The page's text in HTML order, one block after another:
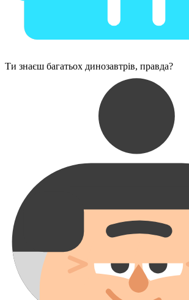
Ти знаєш багатьох динозавтрів, правда?